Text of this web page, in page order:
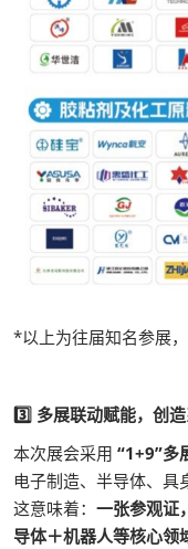
*以上为往届知名参展
3️⃣ 多展联动赋能，创
本次展会采用 “1+9”多
电子制造、半导体、具
这意味着： 一张参观证
导体＋机器人等核心领